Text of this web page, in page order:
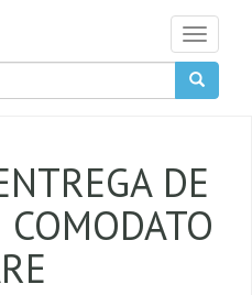
Toggle
DE